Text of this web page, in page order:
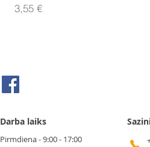
Cena
3,55 €
Darba laiks
Pirmdiena - 9:00 - 17:00